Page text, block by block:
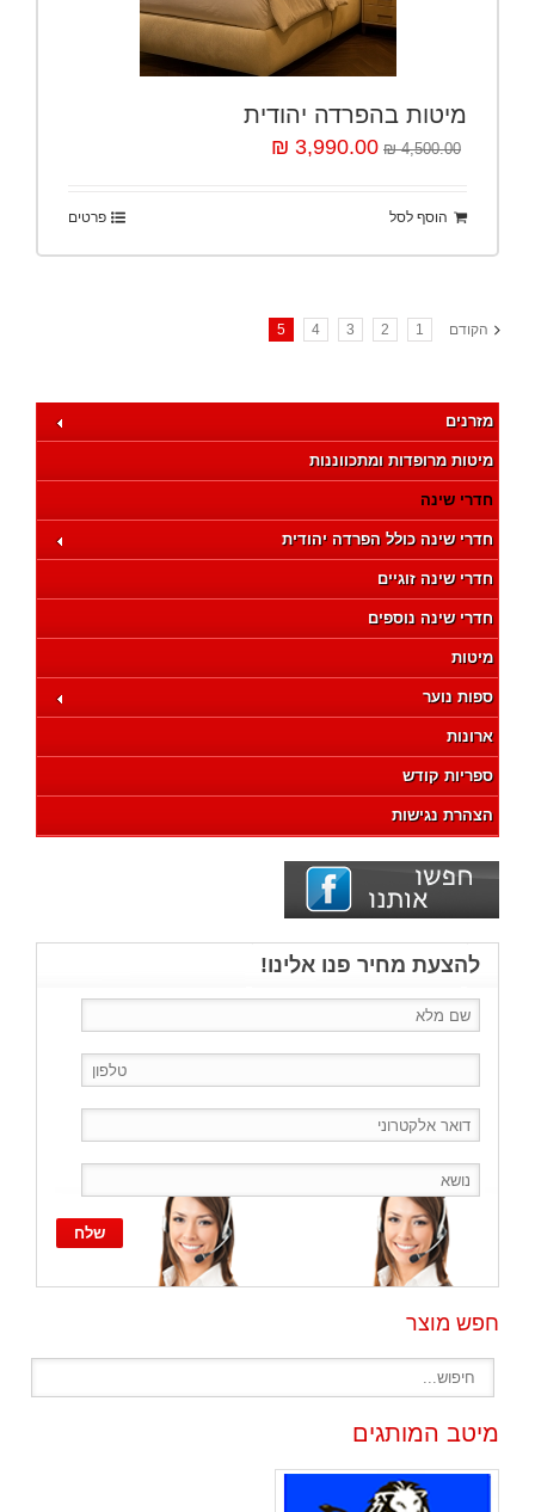
מיטות בהפרדה יהודית
4,500.00 ₪
3,990.00 ₪
הוסף לסל פרטים
הקודם 1
2
3
4
5
מזרנים
מיטות מרופדות ומתכווננות
חדרי שינה
חדרי שינה כולל הפרדה יהודית
חדרי שינה זוגיים
חדרי שינה נוספים
מיטות
ספות נוער
ארונות
ספריות קודש
הצהרת נגישות
להצעת מחיר פנו אלינו!
חפש מוצר
מיטב המותגים